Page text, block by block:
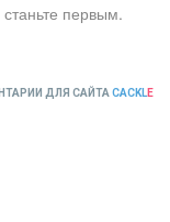
первым.
ДЛЯ САЙТАCACKLE